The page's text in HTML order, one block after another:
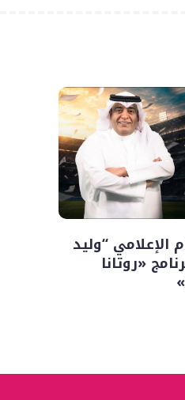
الإعلامي “وليد
«روتانا